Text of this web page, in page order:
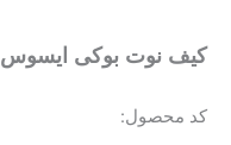
کیف نوت بوکی ایسوس
کد محصول: